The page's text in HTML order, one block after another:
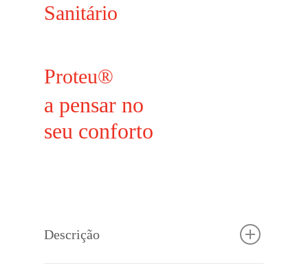
Sanitário
Proteu®
a pensar no
seu conforto
Descrição